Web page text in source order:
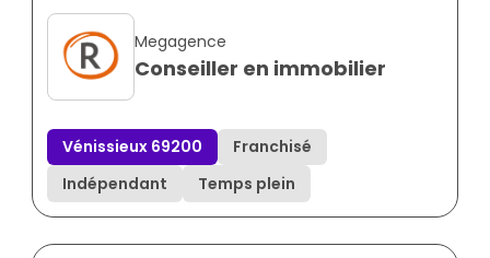
Megagence
Conseiller en immobilier
Vénissieux 69200
Franchisé
Indépendant
Temps plein